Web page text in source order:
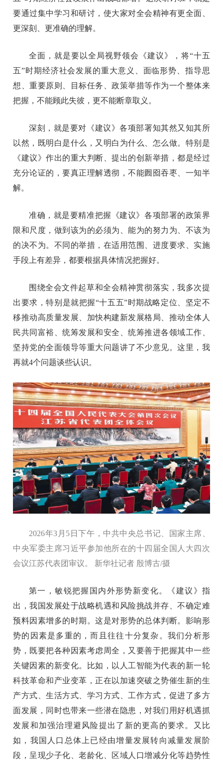
要通过集中学习和研讨，使大家对全会精神有更全面、
更深刻、更准确的理解。
全面，就是要以全局视野领会《建议》，将“十五
五”时期经济社会发展的重大意义、面临形势、指导思
想、重要原则、目标任务、政策举措等作为一个整体来
把握，不能顾此失彼，更不能断章取义。
深刻，就是要对《建议》各项部署知其然又知其所
以然，既明白是什么，又明白为什么、怎么做。特别是
《建议》作出的重大判断、提出的创新举措，都是经过
充分论证的，要真正理解透彻，不能囫囵吞枣、一知半
解。
准确，就是要精准把握《建议》各项部署的政策界
限和尺度，做到该为的必须为、能为的努力为、不该为
的决不为。不同的举措，在适用范围、进度要求、实施
手段上有差异，都要根据具体情况把握好。
围绕全会文件起草和全会精神贯彻落实，我多次提
出要求，特别是就把握“十五五”时期战略定位、坚定不
移推动高质量发展、加快构建新发展格局、推动全体人
民共同富裕、统筹发展和安全、统筹推进各领域工作、
坚持党的全面领导等重大问题讲了不少意见。这里，我
再就4个问题谈些认识。
2026年3月5日下午，中共中央总书记、国家主席、
中央军委主席习近平参加他所在的十四届全国人大四次
会议江苏代表团审议。 新华社记者 殷博古/摄
第一，敏锐把握国内外形势新变化。《建议》指
出，我国发展处于战略机遇和风险挑战并存、不确定难
预料因素增多的时期。这是对形势的总体判断。影响形
势的因素是多重的，而且往往十分复杂。我们分析形
势，既要把各种因素考虑周全，又要善于把握其中一些
关键因素的新变化。比如，以人工智能为代表的新一轮
科技革命和产业变革，正在以加速突破之势催生新的生
产方式、生活方式、学习方式、工作方式，促进了多方
面发展，同时也带来一些潜在隐患，对我们用好机遇抓
发展和加强治理避风险提出了新的更高的要求。又比
如，我国人口总体上已经由增量发展转向减量发展阶
段，呈现少子化、老龄化、区域人口增减分化等趋势性